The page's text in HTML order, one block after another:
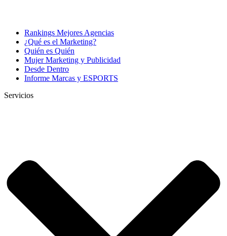
Rankings Mejores Agencias
¿Qué es el Marketing?
Quién es Quién
Mujer Marketing y Publicidad
Desde Dentro
Informe Marcas y ESPORTS
Servicios